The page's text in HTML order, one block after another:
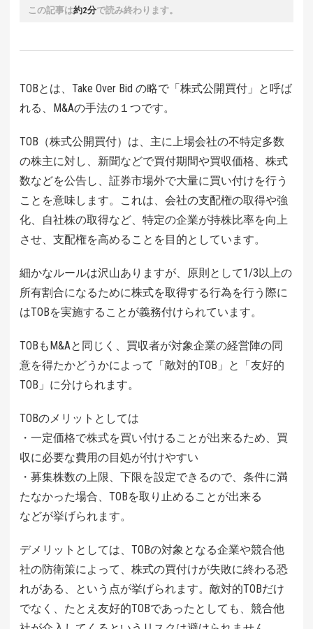
この記事は約2分で読み終わります。
TOBとは、Take Over Bid の略で「株式公開買付」と呼ば
れる、M&Aの手法の１つです。
TOB（株式公開買付）は、主に上場会社の不特定多数
の株主に対し、新聞などで買付期間や買収価格、株式
数などを公告し、証券市場外で大量に買い付けを行う
ことを意味します。これは、会社の支配権の取得や強
化、自社株の取得など、特定の企業が持株比率を向上
させ、支配権を高めることを目的としています。
細かなルールは沢山ありますが、原則として1/3以上の
所有割合になるために株式を取得する行為を行う際に
はTOBを実施することが義務付けられています。
TOBもM&Aと同じく、買収者が対象企業の経営陣の同
意を得たかどうかによって「敵対的TOB」と「友好的
TOB」に分けられます。
TOBのメリットとしては
・一定価格で株式を買い付けることが出来るため、買
収に必要な費用の目処が付けやすい
・募集株数の上限、下限を設定できるので、条件に満
たなかった場合、TOBを取り止めることが出来る
などが挙げられます。
デメリットとしては、TOBの対象となる企業や競合他
社の防衛策によって、株式の買付けが失敗に終わる恐
れがある、という点が挙げられます。敵対的TOBだけ
でなく、たとえ友好的TOBであったとしても、競合他